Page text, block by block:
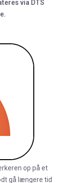
via DTS
op på et
gå længere tid